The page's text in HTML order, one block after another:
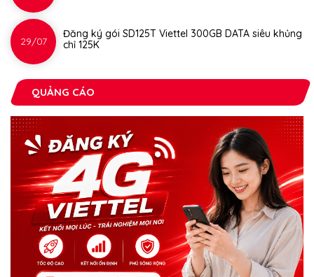
29/07
Đăng ký gói SD125T Viettel 300GB DATA siêu khủng
chỉ 125K
QUẢNG CÁO